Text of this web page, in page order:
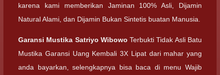
karena kami memberikan Jaminan 100% Asli, Dijamin
Natural Alami, dan Dijamin Bukan Sintetis buatan Manusia.
Garansi Mustika Satriyo Wibowo Terbukti Tidak Asli Batu
Mustika Garansi Uang Kembali 3X Lipat dari mahar yang
anda bayarkan, selengkapnya bisa baca di menu Wajib